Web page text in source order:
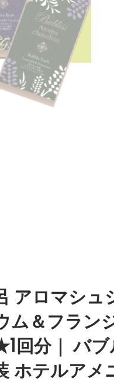
アロマシュ
ム＆フラン
回分｜ バブ
ホテルアメ